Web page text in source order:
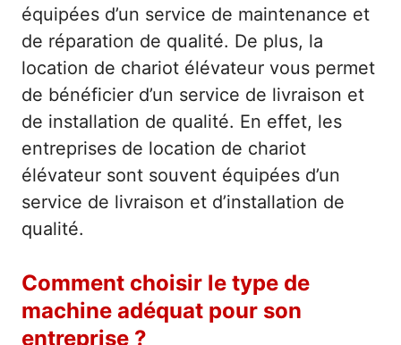
équipées d’un service de maintenance et
de réparation de qualité. De plus, la
location de chariot élévateur vous permet
de bénéficier d’un service de livraison et
de installation de qualité. En effet, les
entreprises de location de chariot
élévateur sont souvent équipées d’un
service de livraison et d’installation de
qualité.
Comment choisir le type de
machine adéquat pour son
entreprise ?